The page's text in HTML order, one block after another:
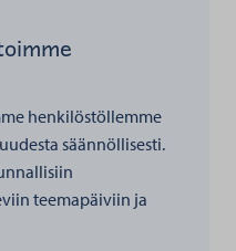
henkilöstöllemme
säännöllisesti.
teemapäiviin ja